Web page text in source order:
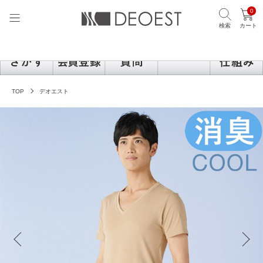
検索
0
カート
TOP デオエスト